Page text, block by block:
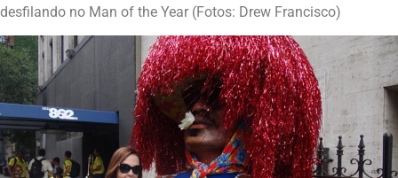
desfilando no Man of the Year (Fotos: Drew Francisco)